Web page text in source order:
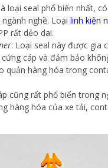
loại seal phổ biến nhất,
nghề. Loại linh kiện
rất dẻo dai.
: Loại seal này được gia
cáp và đảm bảo
quản hàng hóa trong
cũng rất phổ biến trong
hàng hóa của xe tải,